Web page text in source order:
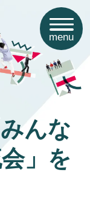
menu
んな
」を